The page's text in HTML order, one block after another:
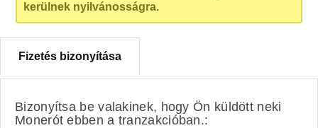
kerülnek nyilvánosságra.
Fizetés bizonyítása
Bizonyítsa be valakinek, hogy Ön küldött neki
Monerót ebben a tranzakcióban.: